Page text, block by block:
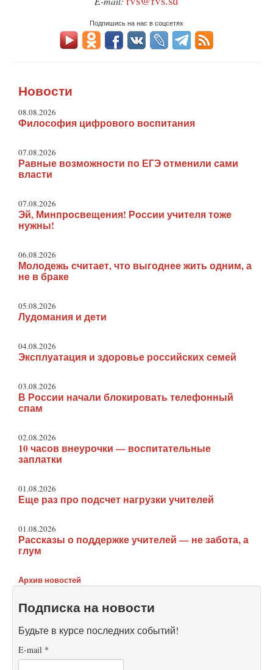
Подпишись на нас в соцсетях
Новости
08.08.2026
Философия цифрового воспитания
07.08.2026
Равные возможности по ЕГЭ отменили сами
власти
07.08.2026
Эй, Минпросвещения! России учителя тоже
нужны!
06.08.2026
Молодежь считает, что выгоднее жить одним, а
не в браке
05.08.2026
Лудомания и дети
04.08.2026
Эксплуатация и здоровье российских семей
03.08.2026
В России начали блокировать телефонный
спам
02.08.2026
10 часов внеурочки — воспитательные
заплатки
01.08.2026
Еще раз про подсчет нагрузки учителей
01.08.2026
Рассказы о поддержке учителей — не забота, а
глум
Архив новостей
Подписка на новости
Будьте в курсе последних событий!
E-mail *